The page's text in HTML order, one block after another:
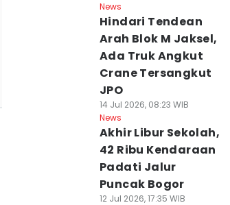
News
Hindari Tendean
Arah Blok M Jaksel,
Ada Truk Angkut
Crane Tersangkut
JPO
14 Jul 2026, 08:23 WIB
News
Akhir Libur Sekolah,
42 Ribu Kendaraan
Padati Jalur
Puncak Bogor
12 Jul 2026, 17:35 WIB